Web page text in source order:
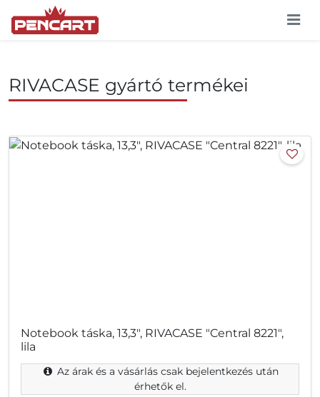
RIVACASE gyártó termékei
Notebook táska, 13,3", RIVACASE "Central 8221",
lila
Az árak és a vásárlás csak bejelentkezés után
érhetők el.